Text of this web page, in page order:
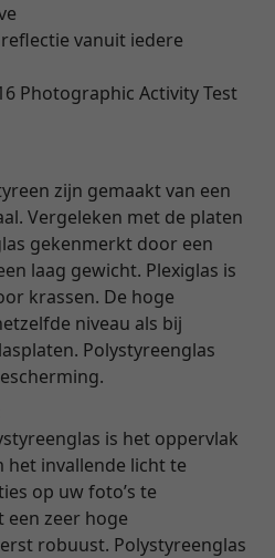
vanuit iedere
Photographic Activity Test
zijn gemaakt van een
Vergeleken met de platen
gekenmerkt door een
laag gewicht. Plexiglas is
krassen. De hoge
niveau als bij
Polystyreenglas
is het oppervlak
het invallende licht te
op uw foto’s te
een zeer hoge
robuust. Polystyreenglas